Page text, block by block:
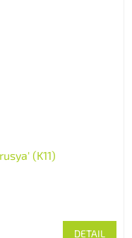
(K11)
DETAIL